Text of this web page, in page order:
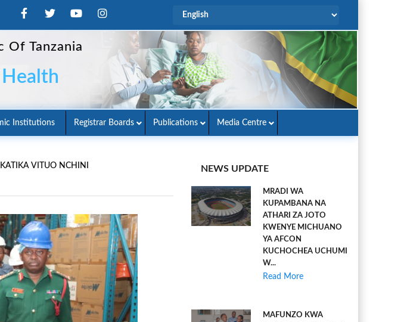
Of Tanzania
Institutions Registrar Boards Publications Media Centre
VITUO NCHINI
NEWS UPDATE
MRADI WA
KUPAMBANA NA
ATHARI ZA JOTO
KWENYE MICHUANO
YA AFCON
KUCHOCHEA UCHUMI
W...
Read More
MAFUNZO KWA